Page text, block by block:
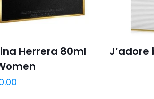
Herrera 80ml
J’adore